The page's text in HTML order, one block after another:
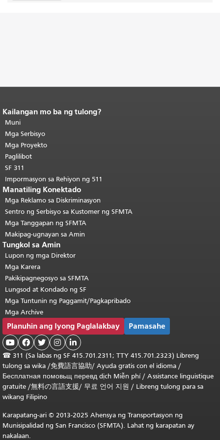
Katapusan ng nilalaman ng
pahina.
pahinang ito ay nauulit sa bawat
pahina.Bumalik sa tuktok ng
pangunahing nilalaman
Kailangan mo ba ng tulong?
Muni
Mga Serbisyo
Mga Proyekto
Paglilibot
SF 311
Impormasyon sa Rehiyon ng 511
Manatiling Konektado
Mga Reklamo sa Diskriminasyon
Sentro ng Serbisyo sa Kustomer ng SFMTA
Mga Tanggapan ng SFMTA
Makipag-ugnayan sa Amin
Tungkol sa Amin
Lupon ng mga Direktor
Mga Karera
Pakikipagnegosyo sa SFMTA
Lungsod at Kondado ng SF
Mga Tuntunin ng Paggamit/Pagkapribado
Mga Archive
Planuhin ang Iyong Paglalakbay Pamasahe
    
☎ 311 (Sa labas ng SF 415.701.2311; TTY 415.701.2323) Libreng
tulong sa wika /免費語言協助/ Ayuda gratis con el idioma /
Бесплатная помовьщ перевд dịch Miễn phí/ Assistance linguistique
gratuite /無料の言語支援/ 무료 언어 지원 / Libreng tulong para sa
wikang Filipino
Karapatang-ari © 2013-2025 Ahensya ng Transportasyon ng
Munisipalidad ng San Francisco (SFMTA). Lahat ng karapatan ay
nakalaan.